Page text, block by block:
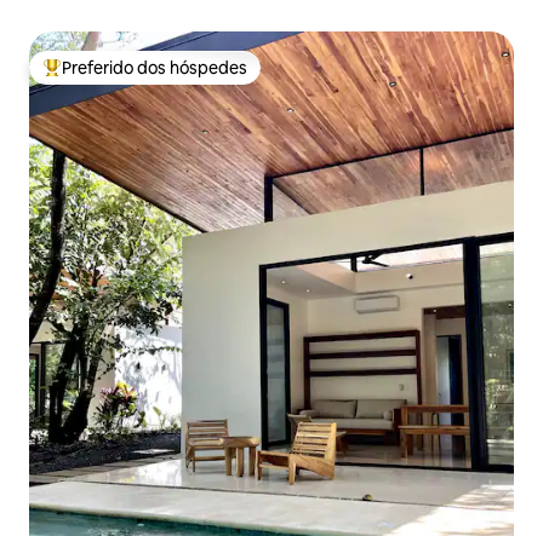
Entre os melhores preferidos dos hóspedes
Preferido dos hóspedes